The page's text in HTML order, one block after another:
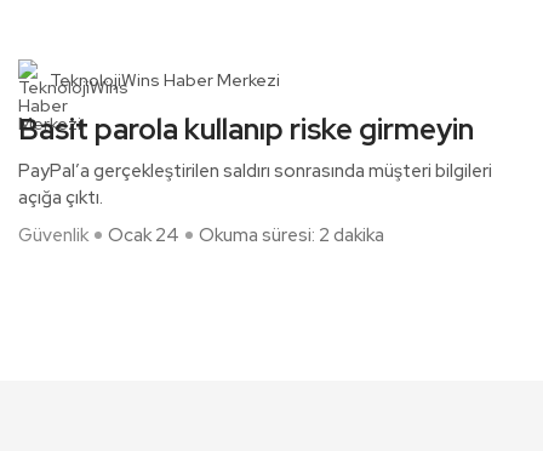
TeknolojiWins Haber Merkezi
Basit parola kullanıp riske girmeyin
PayPal’a gerçekleştirilen saldırı sonrasında müşteri bilgileri
açığa çıktı.
Güvenlik
Ocak 24 Okuma süresi: 2 dakika